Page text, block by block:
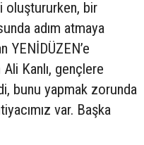
oluştururken, bir
adım atmaya
YENİDÜZEN’e
Kanlı, gençlere
bunu yapmak zorunda
var. Başka